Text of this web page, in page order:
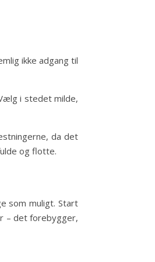
ikke adgang til
i stedet milde,
da det
og flotte.
som muligt. Start
– det forebygger,